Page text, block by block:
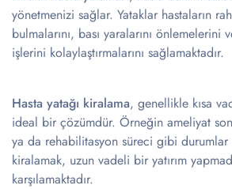
yönetmenizi sağlar. Yataklar hastaların
bulmalarını, bası yaralarını önlemelerini
işlerini kolaylaştırmalarını sağlamaktadır.
Hasta yatağı kiralama, genellikle kısa
ideal bir çözümdür. Örneğin ameliyat
ya da rehabilitasyon süreci gibi durumlar
kiralamak, uzun vadeli bir yatırım
karşılamaktadır.